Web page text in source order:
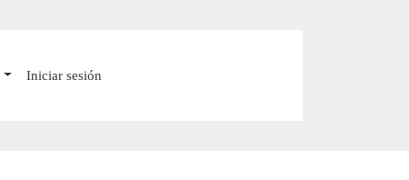
Iniciar sesión